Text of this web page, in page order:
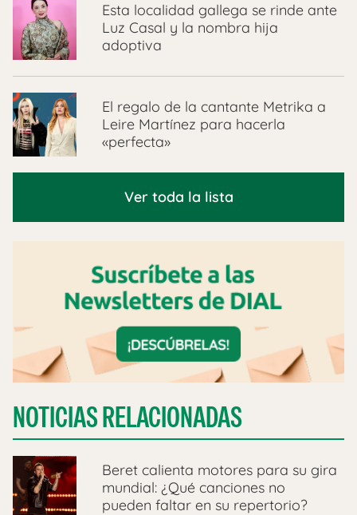
Esta localidad gallega se rinde ante
Luz Casal y la nombra hija
adoptiva
El regalo de la cantante Metrika a
Leire Martínez para hacerla
«perfecta»
Ver toda la lista
NOTICIAS RELACIONADAS
Beret calienta motores para su gira
mundial: ¿Qué canciones no
pueden faltar en su repertorio?